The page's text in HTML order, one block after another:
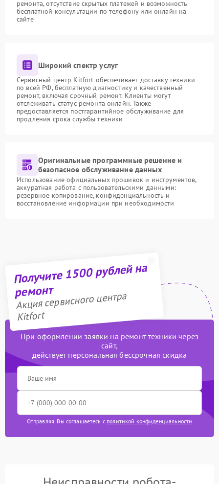
ремонта, отсутствие скрытых платежей и возможность
бесплатной консультации по телефону или онлайн на
сайте
Широкий спектр услуг
Сервисный центр Kitfort обеспечивает доставку техники
по всей РФ, бесплатную диагностику и качественный
ремонт, включая срочный ремонт. Клиенты могут
отслеживать статус ремонта онлайн. Также
предоставляется постгарантийное обслуживание для
продления срока службы техники
Оригинальные программные решение и
безопасное обслуживание данных
Использование официальных прошивок и инструментов,
аккуратная работа с пользовательскими данными:
резервное копирование, конфиденциальность и
восстановление информации при необходимости
Получите 1500 рублей на
ремонт
Акция сервисного центра
Kitfort
При оформлении заявки на ремонт техники через
сайт,
действует персональная бессрочная скидка
Отправляя, Вы соглашаетесь с политикой конфиденциальности